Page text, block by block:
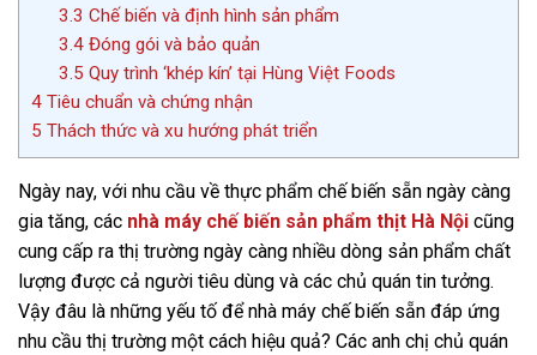
3.3 Chế biến và định hình sản phẩm
3.4Đóng gói và bảo quản
3.5 Quy trình ‘khép kín’ tại Hùng Việt Foods
4 Tiêu chuẩn và chứng nhận
5 Thách thức và xu hướng phát triển
Ngày nay, với nhu cầu về thực phẩm chế biến sẵn ngày càng
gia tăng, các nhà máy chế biến sản phẩm thịt Hà Nội cũng
cung cấp ra thị trường ngày càng nhiều dòng sản phẩm chất
lượng được cả người tiêu dùng và các chủ quán tin tưởng.
Vậy đâu là những yếu tố để nhà máy chế biến sẵn đáp ứng
nhu cầu thị trường một cách hiệu quả? Các anh chị chủ quán